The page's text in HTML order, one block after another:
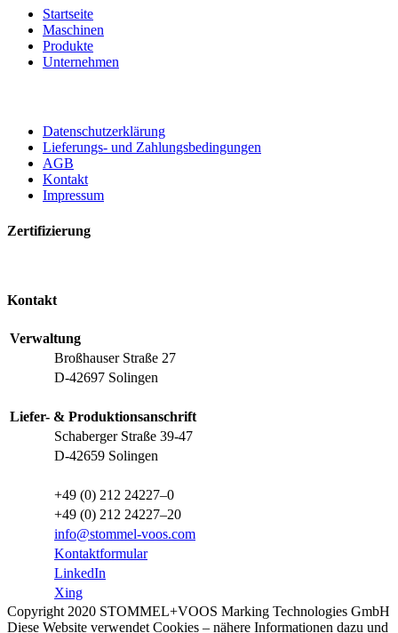
Startseite
Maschinen
Produkte
Unternehmen
Datenschutzerklärung
Lieferungs- und Zahlungsbedingungen
AGB
Kontakt
Impressum
Zertifizierung
Kontakt
Verwaltung
Broßhauser Straße 27
D-42697 Solingen
Liefer- & Produktionsanschrift
Schaberger Straße 39-47
D-42659 Solingen
+49 (0) 212 24227–0
+49 (0) 212 24227–20
info@stommel-voos.com
Kontaktformular
LinkedIn
Xing
Copyright 2020 STOMMEL+VOOS Marking Technologies GmbH
Diese Website verwendet Cookies – nähere Informationen dazu und